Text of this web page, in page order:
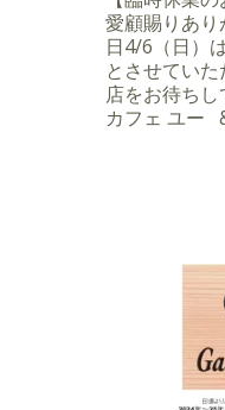
愛顧賜りあ
日4/6（日）
とさせてい
店をお待ち
カフェ ユー